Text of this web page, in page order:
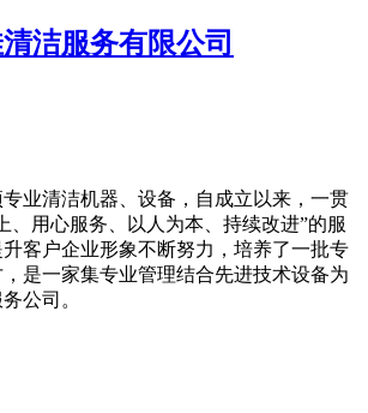
业清洁机器、设备，自成立以来，一贯
、用心服务、以人为本、持续改进”的服
客户企业形象不断努力，培养了一批专
是一家集专业管理结合先进技术设备为
公司。